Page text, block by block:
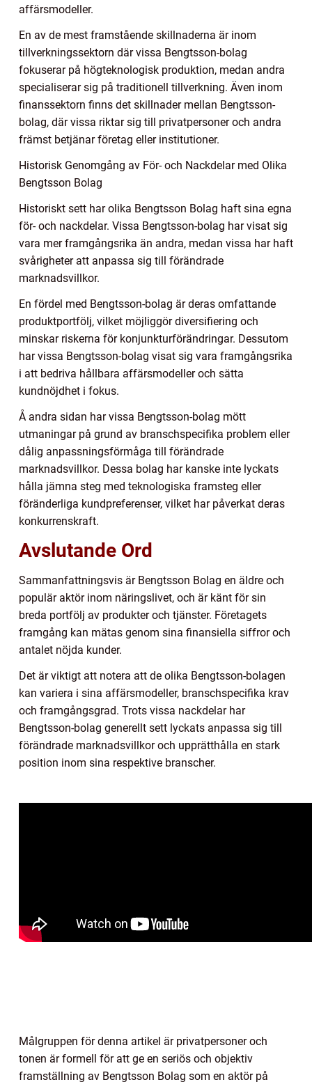
affärsmodeller.
En av de mest framstående skillnaderna är inom
tillverkningssektorn där vissa Bengtsson-bolag
fokuserar på högteknologisk produktion, medan andra
specialiserar sig på traditionell tillverkning. Även inom
finanssektorn finns det skillnader mellan Bengtsson-
bolag, där vissa riktar sig till privatpersoner och andra
främst betjänar företag eller institutioner.
Historisk Genomgång av För- och Nackdelar med Olika
Bengtsson Bolag
Historiskt sett har olika Bengtsson Bolag haft sina egna
för- och nackdelar. Vissa Bengtsson-bolag har visat sig
vara mer framgångsrika än andra, medan vissa har haft
svårigheter att anpassa sig till förändrade
marknadsvillkor.
En fördel med Bengtsson-bolag är deras omfattande
produktportfölj, vilket möjliggör diversifiering och
minskar riskerna för konjunkturförändringar. Dessutom
har vissa Bengtsson-bolag visat sig vara framgångsrika
i att bedriva hållbara affärsmodeller och sätta
kundnöjdhet i fokus.
Å andra sidan har vissa Bengtsson-bolag mött
utmaningar på grund av branschspecifika problem eller
dålig anpassningsförmåga till förändrade
marknadsvillkor. Dessa bolag har kanske inte lyckats
hålla jämna steg med teknologiska framsteg eller
föränderliga kundpreferenser, vilket har påverkat deras
konkurrenskraft.
Avslutande Ord
Sammanfattningsvis är Bengtsson Bolag en äldre och
populär aktör inom näringslivet, och är känt för sin
breda portfölj av produkter och tjänster. Företagets
framgång kan mätas genom sina finansiella siffror och
antalet nöjda kunder.
Det är viktigt att notera att de olika Bengtsson-bolagen
kan variera i sina affärsmodeller, branschspecifika krav
och framgångsgrad. Trots vissa nackdelar har
Bengtsson-bolag generellt sett lyckats anpassa sig till
förändrade marknadsvillkor och upprätthålla en stark
position inom sina respektive branscher.
Målgruppen för denna artikel är privatpersoner och
tonen är formell för att ge en seriös och objektiv
framställning av Bengtsson Bolag som en aktör på